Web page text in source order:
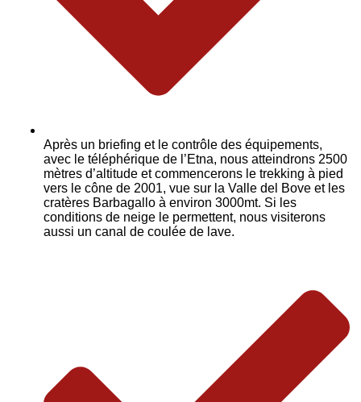
Après un briefing et le contrôle des équipements,
avec le téléphérique de l’Etna, nous atteindrons 2500
mètres d’altitude et commencerons le trekking à pied
vers le cône de 2001, vue sur la Valle del Bove et les
cratères Barbagallo à environ 3000mt. Si les
conditions de neige le permettent, nous visiterons
aussi un canal de coulée de lave.